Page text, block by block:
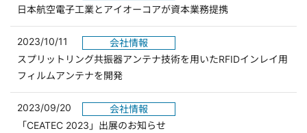
日本航空電子工業とアイオーコアが資本業務提携
2023/10/11
会社情報
スプリットリング共振器アンテナ技術を用いたRFIDインレイ用
フィルムアンテナを開発
2023/09/20
会社情報
「CEATEC 2023」出展のお知らせ